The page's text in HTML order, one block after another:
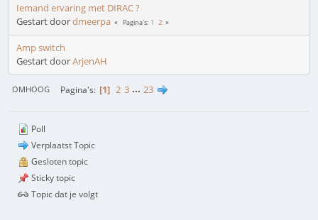
Iemand ervaring met DIRAC ?
Gestart doordmeerpa Pagina's 1 2
Amp switch
Gestart doorArjenAH
OMHOOG Pagina's 1 2 3 ... 23
Poll
Verplaatst Topic
Gesloten topic
Sticky topic
Topic dat je volgt